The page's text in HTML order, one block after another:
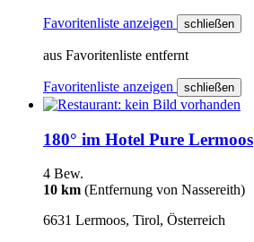
Favoritenliste anzeigen schließen
aus Favoritenliste entfernt
Favoritenliste anzeigen schließen
180° im Hotel Pure Lermoos
4 Bew.
10 km (Entfernung von Nassereith)
6631 Lermoos, Tirol, Österreich